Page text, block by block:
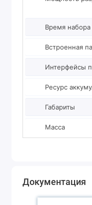
Время набора
Встроенная
Интерфейсы
Ресурс
Габариты
Масса
Документация